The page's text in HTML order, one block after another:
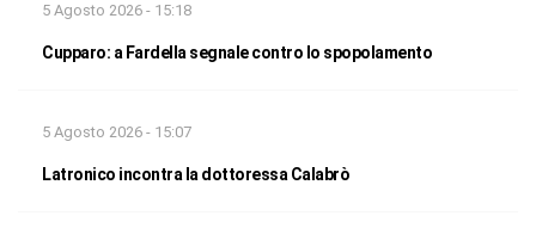
5 Agosto 2026 - 15:18
Cupparo: a Fardella segnale contro lo spopolamento
5 Agosto 2026 - 15:07
Latronico incontra la dottoressa Calabrò